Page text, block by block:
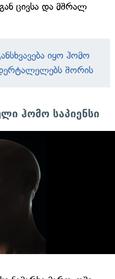
ცივსა და მშრალ
იყო ჰომო
შორის
ჰომო საპიენსი